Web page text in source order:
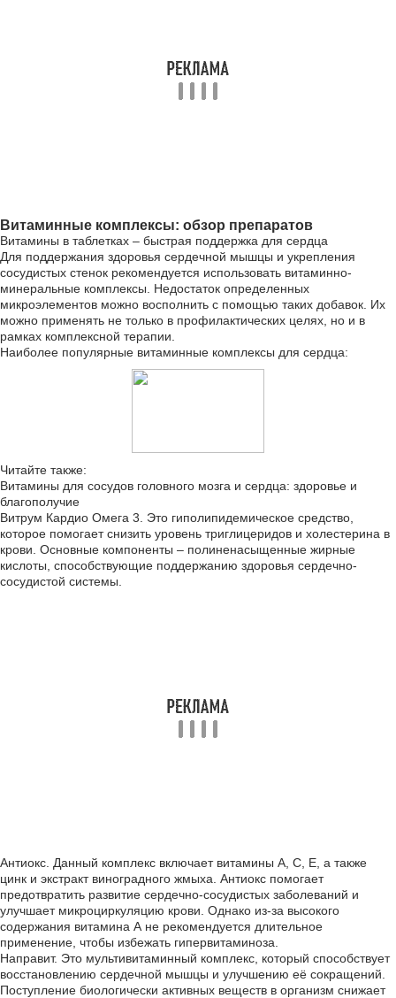
Витаминные комплексы: обзор препаратов
Витамины в таблетках – быстрая поддержка для сердца
Для поддержания здоровья сердечной мышцы и укрепления
сосудистых стенок рекомендуется использовать витаминно-
минеральные комплексы. Недостаток определенных
микроэлементов можно восполнить с помощью таких добавок. Их
можно применять не только в профилактических целях, но и в
рамках комплексной терапии.
Наиболее популярные витаминные комплексы для сердца:
Читайте также:
Витамины для сосудов головного мозга и сердца: здоровье и
благополучие
Витрум Кардио Омега 3. Это гиполипидемическое средство,
которое помогает снизить уровень триглицеридов и холестерина в
крови. Основные компоненты – полиненасыщенные жирные
кислоты, способствующие поддержанию здоровья сердечно-
сосудистой системы.
Антиокс. Данный комплекс включает витамины А, С, Е, а также
цинк и экстракт виноградного жмыха. Антиокс помогает
предотвратить развитие сердечно-сосудистых заболеваний и
улучшает микроциркуляцию крови. Однако из-за высокого
содержания витамина А не рекомендуется длительное
применение, чтобы избежать гипервитаминоза.
Направит. Это мультивитаминный комплекс, который способствует
восстановлению сердечной мышцы и улучшению её сокращений.
Поступление биологически активных веществ в организм снижает